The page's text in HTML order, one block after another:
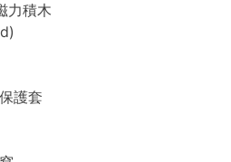
力積木
護套